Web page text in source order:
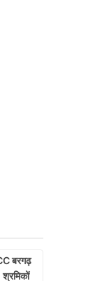
बरगढ़
श्रमिकों